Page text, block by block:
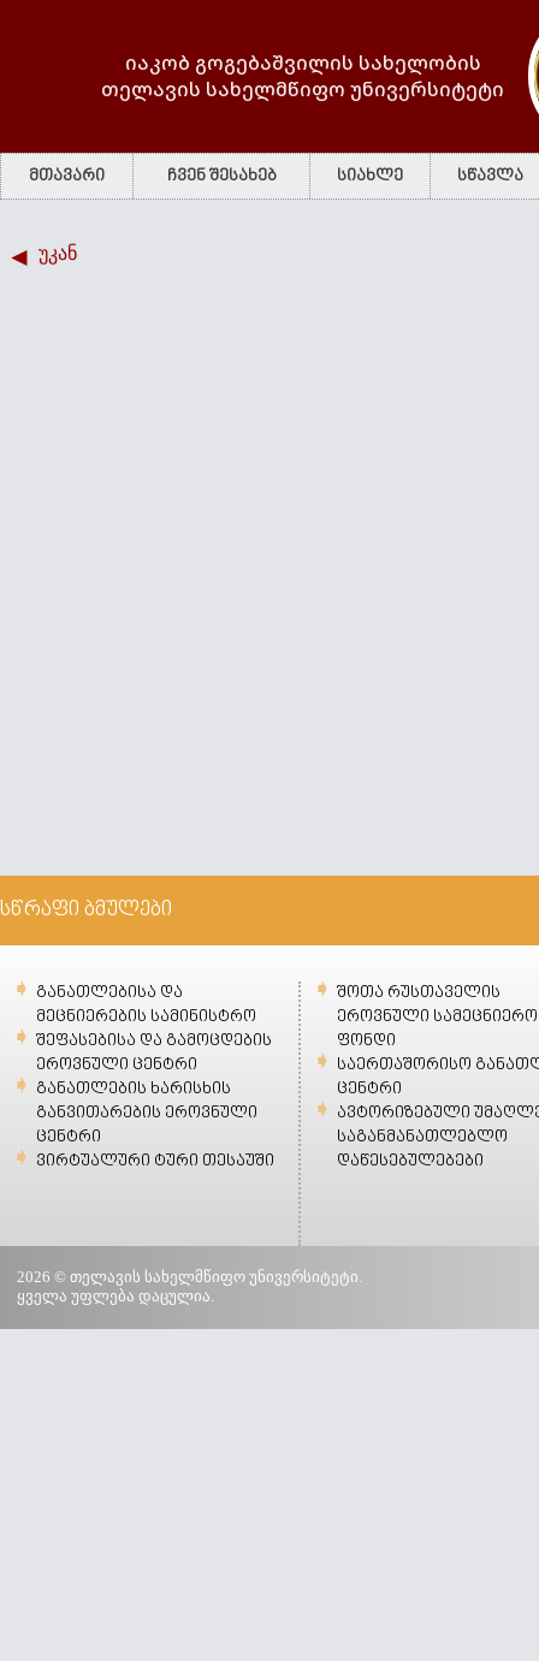
იაკობ გოგებაშვილის სახელობის
თელავის სახელმწიფო უნივერსიტეტი
მთავარი ჩვენ შესახებ სიახლე სწავლა
უკან
სწრაფი ბმულები
განათლებისა და
მეცნიერების სამინისტრო
შეფასებისა და გამოცდების
ეროვნული ცენტრი
განათლების ხარისხის
განვითარების ეროვნული
ცენტრი
ვირტუალური ტური თესაუში
შოთა რუსთაველის
ეროვნული სამეცნიერო
ფონდი
საერთაშორისო
ცენტრი
ავტორიზებული
საგანმანათლებლო
დაწესებულებები
2026 © თელავის სახელმწიფო უნივერსიტეტი.
ყველა უფლება დაცულია.